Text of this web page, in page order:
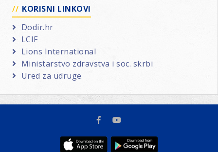
KORISNI LINKOVI
Dodir.hr
LCIF
Lions International
Ministarstvo zdravstva i soc. skrbi
Ured za udruge